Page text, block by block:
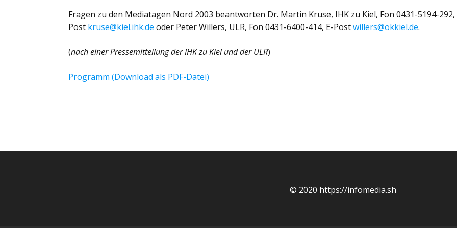
Fragen zu den Mediatagen Nord 2003 beantworten Dr. Martin Kruse, IHK zu Kiel, Fon 0431-5194-292,
Post kruse@kiel.ihk.de oder Peter Willers, ULR, Fon 0431-6400-414, E-Postwillers@okkiel.de.
(nach einer Pressemitteilung der IHK zu Kiel und der ULR)
Programm (Download als PDF-Datei)
© 2020 https://infomedia.sh